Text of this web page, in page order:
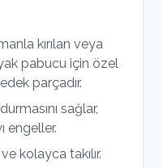
kırılan veya
pabucu için özel
parçadır.
sağlar,
engeller.
kolayca takılır.